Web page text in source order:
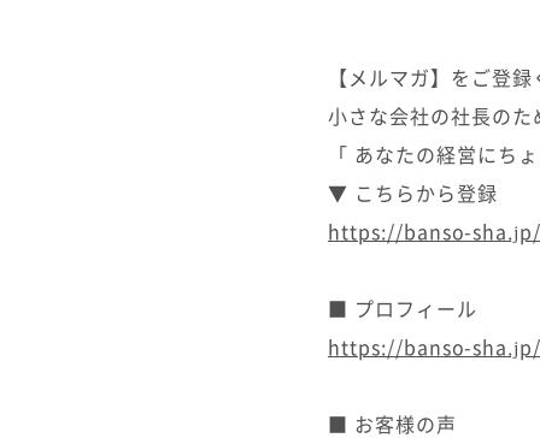
【メルマガ】をご登
小さな会社の社長の
「 あなたの経営にち
▼ こちらから登録
https://banso-
■ プロフィール
https://banso-
■ お客様の声